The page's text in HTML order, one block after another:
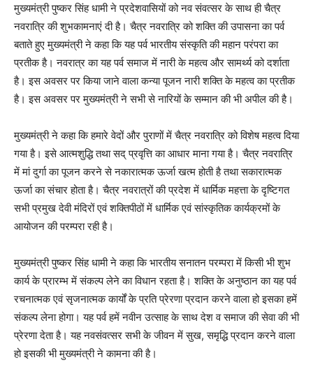
मुख्यमंत्री पुष्कर सिंह धामी ने प्रदेशवासियों को नव संवत्सर के साथ ही चैत्र
नवरात्रि की शुभकामनाएं दी है। चैत्र नवरात्रि को शक्ति की उपासना का पर्व
बताते हुए मुख्यमंत्री ने कहा कि यह पर्व भारतीय संस्कृति की महान परंपरा का
प्रतीक है। नवरात्र का यह पर्व समाज में नारी के महत्व और सामर्थ्य को दर्शाता
है। इस अवसर पर किया जाने वाला कन्या पूजन नारी शक्ति के महत्व का प्रतीक
है। इस अवसर पर मुख्यमंत्री ने सभी से नारियों के सम्मान की भी अपील की है।
मुख्यमंत्री ने कहा कि हमारे वेदों और पुराणों में चैत्र नवरात्रि को विशेष महत्व दिया
गया है। इसे आत्मशुद्धि तथा सद् प्रवृत्ति का आधार माना गया है। चैत्र नवरात्रि
में मां दुर्गा का पूजन करने से नकारात्मक ऊर्जा खत्म होती है तथा सकारात्मक
ऊर्जा का संचार होता है। चैत्र नवरात्रों की प्रदेश में धार्मिक महत्ता के दृष्टिगत
सभी प्रमुख देवी मंदिरों एवं शक्तिपीठों में धार्मिक एवं सांस्कृतिक कार्यक्रमों के
आयोजन की परम्परा रही है।
मुख्यमंत्री पुष्कर सिंह धामी ने कहा कि भारतीय सनातन परम्परा में किसी भी शुभ
कार्य के प्रारम्भ में संकल्प लेने का विधान रहता है। शक्ति के अनुष्ठान का यह पर्व
रचनात्मक एवं सृजनात्मक कार्यों के प्रति प्रेरणा प्रदान करने वाला हो इसका हमें
संकल्प लेना होगा। यह पर्व हमें नवीन उत्साह के साथ देश व समाज की सेवा की भी
प्रेरणा देता है। यह नवसंवत्सर सभी के जीवन में सुख, समृद्धि प्रदान करने वाला
हो इसकी भी मुख्यमंत्री ने कामना की है।